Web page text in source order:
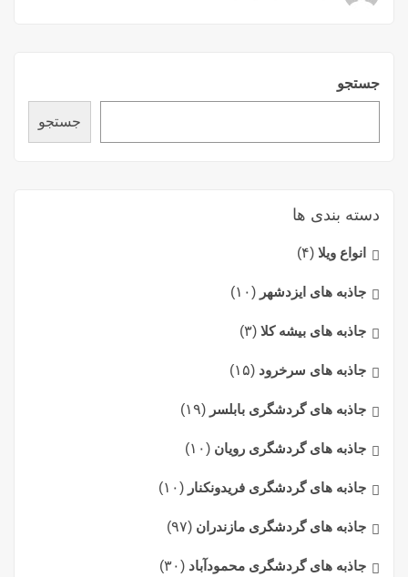
جستجو
جستجو
دسته بندی ها
انواع ویلا (۴)
جاذبه های ایزدشهر (۱۰)
جاذبه های بیشه کلا (۳)
جاذبه های سرخرود (۱۵)
جاذبه های گردشگری بابلسر (۱۹)
جاذبه های گردشگری رویان (۱۰)
جاذبه های گردشگری فریدونکنار (۱۰)
جاذبه های گردشگری مازندران (۹۷)
جاذبه های گردشگری محمودآباد (۳۰)